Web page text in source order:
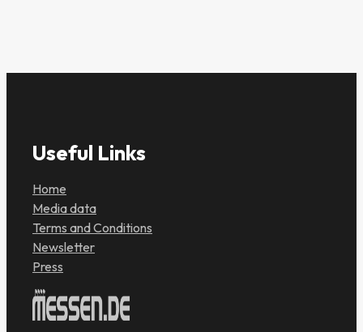
Useful Links
Home
Media data
Terms and Conditions
Newsletter
Press